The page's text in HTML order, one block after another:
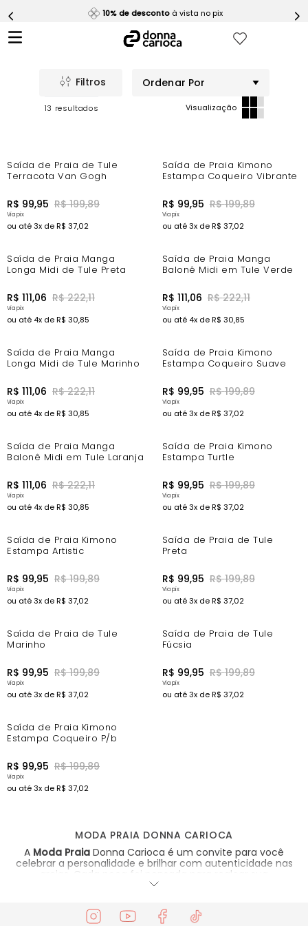
10% de desconto à vista no pix
Ordenar Por
13
-44%
Saída de Praia de Tule
Terracota Van Gogh
R$ 99,95 R$ 199,89
ou até3x deR$ 37,02
-44%
Saída de Praia Kimono
Estampa Coqueiro Vibrante
R$ 99,95 R$ 199,89
ou até3x deR$ 37,02
-44%
Saída de Praia Manga
Longa Midi de Tule Preta
R$ 111,06 R$ 222,11
ou até 4x deR$ 30,85
-44%
Saída de Praia Manga
Balonê Midi em Tule Verde
R$ 111,06 R$ 222,11
ou até 4x deR$ 30,85
-44%
Saída de Praia Manga
Longa Midi de Tule Marinho
R$ 111,06 R$ 222,11
ou até 4x deR$ 30,85
-44%
Saída de Praia Kimono
Estampa Coqueiro Suave
R$ 99,95 R$ 199,89
ou até3x deR$ 37,02
-44%
Saída de Praia Manga
Balonê Midi em Tule Laranja
R$ 111,06 R$ 222,11
ou até 4x deR$ 30,85
-44%
Saída de Praia Kimono
Estampa Turtle
R$ 99,95 R$ 199,89
ou até3x deR$ 37,02
-44%
Saída de Praia Kimono
Estampa Artistic
R$ 99,95 R$ 199,89
ou até3x deR$ 37,02
-44%
Saída de Praia de Tule
Preta
R$ 99,95 R$ 199,89
ou até3x deR$ 37,02
-44%
Saída de Praia de Tule
Marinho
R$ 99,95 R$ 199,89
ou até3x deR$ 37,02
-44%
Saída de Praia de Tule
Fúcsia
R$ 99,95 R$ 199,89
ou até3x deR$ 37,02
-44%
Saída de Praia Kimono
Estampa Coqueiro P/b
R$ 99,95 R$ 199,89
ou até3x deR$ 37,02
MODA PRAIA DONNA CARIOCA
A Moda Praia Donna Carioca é um convite para você
celebrar a personalidade e brilhar com autenticidade nas
areias. Cada peça foi pensada para realçar sua
autoconfiança, com o equilíbrio entre sofisticação, conforto
Nossos looks são pensados para acompanhar você em cada
mergulho, para curtir cada raio de sol, construindo uma
Conjunto
Challenge Azul